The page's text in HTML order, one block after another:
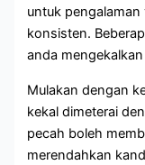
untuk
konsisten.
anda
Mulakan dengan
kekal dimeterai
pecah boleh
merendahkan